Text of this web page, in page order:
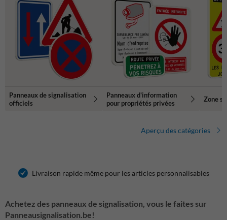
Panneaux de signalisation
officiels
Panneaux d'information
pour propriétés privées
Zone
Aperçu des catégories
Livraison rapide même pour les articles personnalisables
Achetez des panneaux de signalisation, vous le faites sur
Panneausignalisation.be!